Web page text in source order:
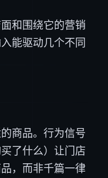
和围绕它的营销
能驱动几个不同
商品。行为信号
了什么）让门店
，而非千篇一律